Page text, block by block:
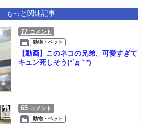
もっと関連記事
77 コメント
動物・ペット
【動画】このネコの兄弟、可愛すぎて
キュン死しそう(*´д｀*)
65 コメント
動物・ペット